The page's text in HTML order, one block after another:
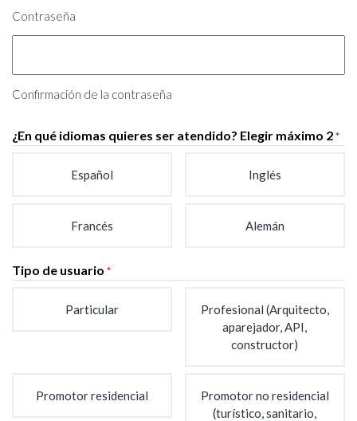
Contraseña
Confirmación de la contraseña
¿En qué idiomas quieres ser atendido? Elegir máximo 2 *
Español Inglés
Francés Alemán
Tipo de usuario *
Particular
Profesional (Arquitecto,
aparejador, API,
constructor)
Promotor residencial
Promotor no residencial
(turístico, sanitario,